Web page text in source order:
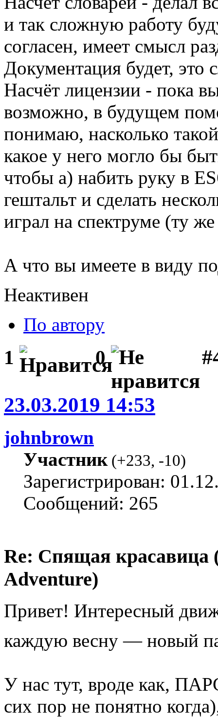
и так сложную работу
согласен, имеет смысл
Документация будет,
Насчёт лицензии - пока
возможно, в будущем
понимаю, насколько
какое у него могло бы
чтобы а) набить руку в
гештальт и сделать
играл на спектруме (ту
А что вы имеете в виду
Неактивен
По автору
1 0
23.03.2019 14:53
johnbrown
Участник(+233, -10)
Зарегистрирован:
Сообщений: 265
Re: Спящая красавица
Adventure)
Привет! Интересный
каждую весну — новый
У нас тут, вроде как,
сих пор не понятно